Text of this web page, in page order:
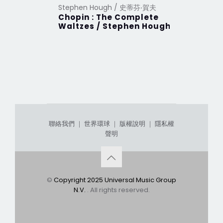
Stephen Hough / 史蒂芬‧賀夫
Chopin : The Complete
Waltzes / Stephen Hough
聯絡我們 ｜ 世界環球 ｜ 版權說明 ｜ 隱私權
聲明
© Copyright 2025 Universal Music Group
N.V. . All rights reserved.